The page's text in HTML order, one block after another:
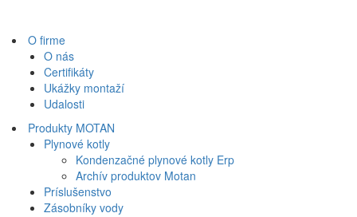
O firme
O nás
Certifikáty
Ukážky montaží
Udalosti
Produkty MOTAN
Plynové kotly
Kondenzačné plynové kotly Erp
Archív produktov Motan
Príslušenstvo
Zásobníky vody